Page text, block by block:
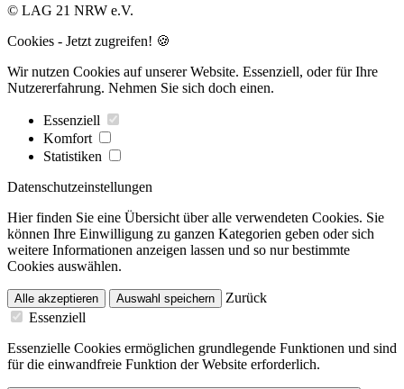
© LAG 21 NRW e.V.
Cookies - Jetzt zugreifen! 🍪
Wir nutzen Cookies auf unserer Website. Essenziell, oder für Ihre
Nutzererfahrung. Nehmen Sie sich doch einen.
Essenziell
Komfort
Statistiken
Datenschutzeinstellungen
Hier finden Sie eine Übersicht über alle verwendeten Cookies. Sie
können Ihre Einwilligung zu ganzen Kategorien geben oder sich
weitere Informationen anzeigen lassen und so nur bestimmte
Cookies auswählen.
Alle akzeptieren Auswahl speichern
Zurück
Essenziell
Essenzielle Cookies ermöglichen grundlegende Funktionen und sind
für die einwandfreie Funktion der Website erforderlich.